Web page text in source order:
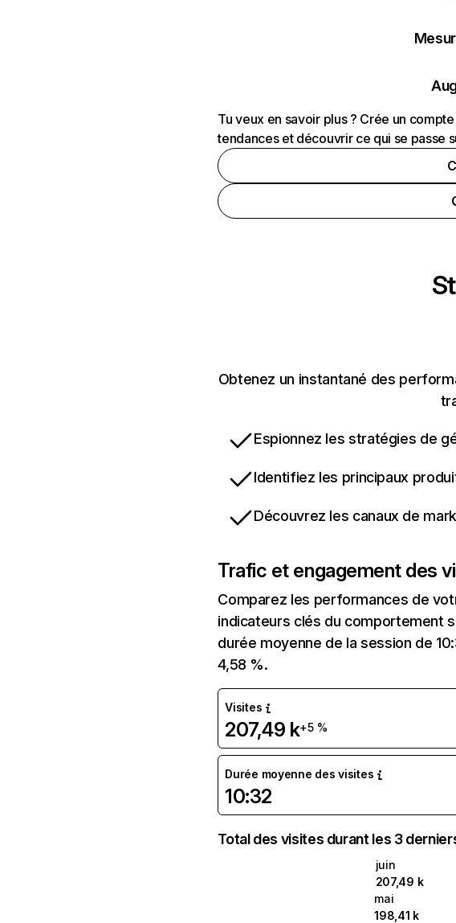
Tu veux en savoir plus ? Crée un
tendances et découvrir ce qui se passe
Obtenez un instantané des
Espionnez les stratégies de
Identifiez les principaux
Découvrez les canaux de
Trafic et engagement des
Comparez les performances de
indicateurs clés du comportement
durée moyenne de la session de
4,58 %.
Visites
207,49 k+5 %
Durée moyenne des visites
10:32
Total des visites durant les 3
juin
207,49 k
mai
198,41 k